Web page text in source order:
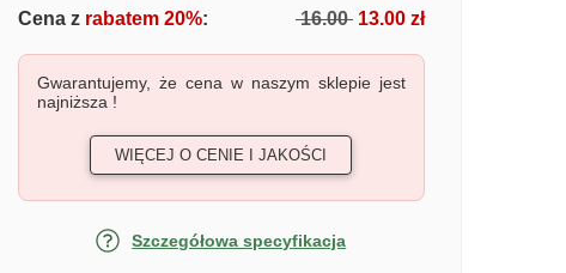
Cena zrabatem 20%: 16.0013.00 zł
Gwarantujemy, że cena w naszym sklepie jest
najniższa !
WIĘCEJ O CENIE I JAKOŚCI
Szczegółowa specyfikacja